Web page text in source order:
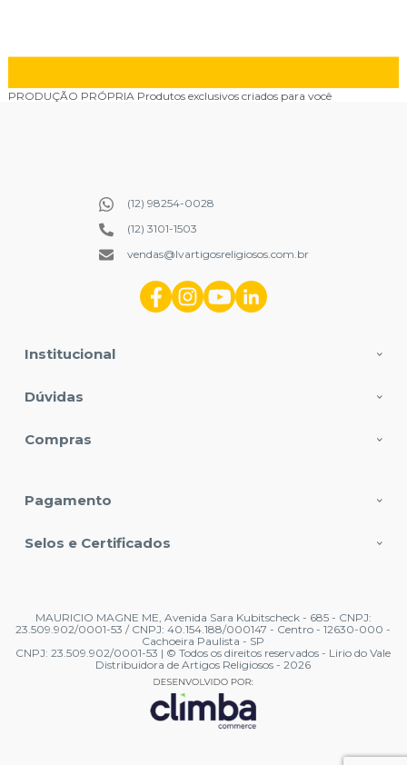
PRODUÇÃO PRÓPRIA Produtos exclusivos criados para você
Institucional
Dúvidas
Compras
(12) 98254-0028
(12) 3101-1503
vendas@lvartigosreligiosos.com.br
Pagamento
Selos e Certificados
MAURICIO MAGNE ME, Avenida Sara Kubitscheck - 685 - CNPJ:
23.509.902/0001-53 / CNPJ: 40.154.188/000147 - Centro - 12630-000 -
Cachoeira Paulista - SP
CNPJ: 23.509.902/0001-53 | © Todos os direitos reservados - Lirio do Vale
Distribuidora de Artigos Religiosos - 2026